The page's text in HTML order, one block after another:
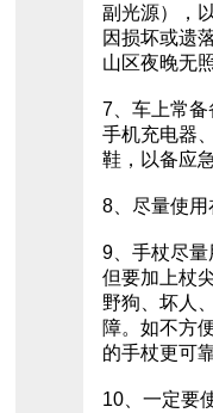
副光源），
因损坏或遗
山区夜晚无
7、车上常备
手机充电器
鞋，以备应
8、尽量使用
9、手杖尽量
但要加上杖
野狗、坏人
障。如不方
的手杖更可靠
10、一定要